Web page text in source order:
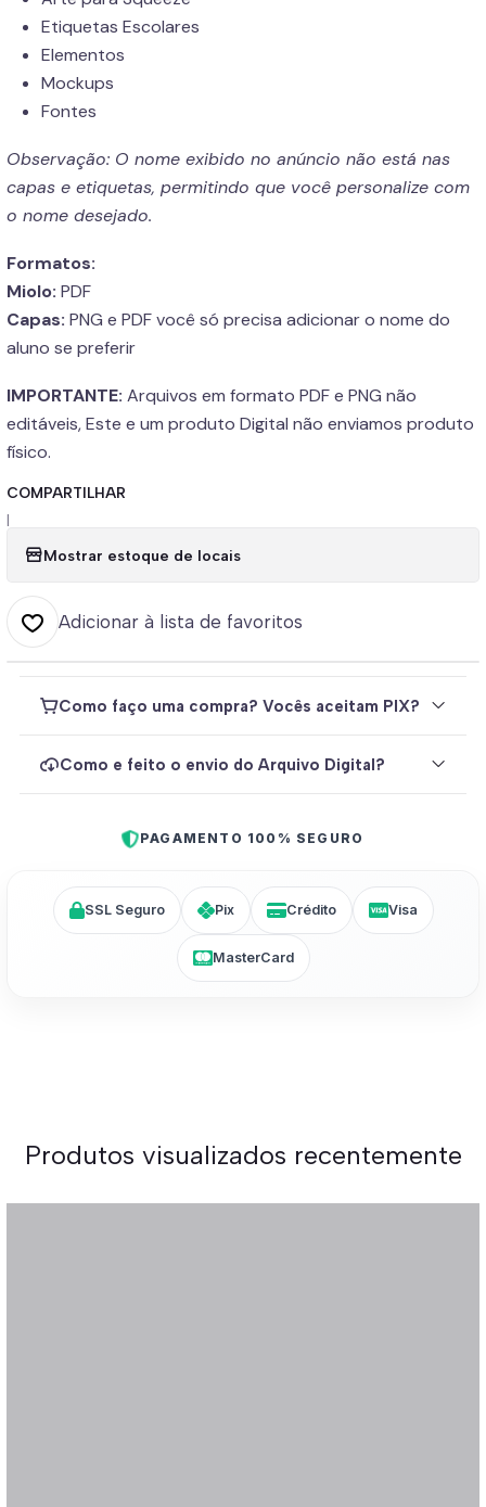
Etiquetas Escolares
Elementos
Mockups
Fontes
Observação: O nome exibido no anúncio não está nas
capas e etiquetas, permitindo que você personalize com
o nome desejado.
Formatos:
Miolo: PDF
Capas: PNG e PDF você só precisa adicionar o nome do
aluno se preferir
IMPORTANTE: Arquivos em formato PDF e PNG não
editáveis, Este e um produto Digital não enviamos produto
físico.
COMPARTILHAR
|
Mostrar estoque de locais
Adicionar à lista de favoritos
Como faço uma compra? Vocês aceitam PIX?
Como e feito o envio do Arquivo Digital?
PAGAMENTO 100% SEGURO
SSL Seguro Pix Crédito Visa
MasterCard
Produtos visualizados recentemente